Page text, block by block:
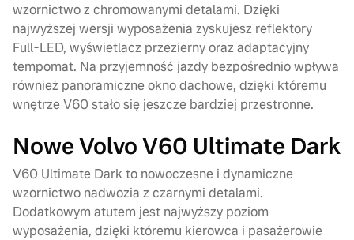
wzornictwo z chromowanymi detalami. Dzięki
najwyższej wersji wyposażenia zyskujesz reflektory
Full-LED, wyświetlacz przezierny oraz adaptacyjny
tempomat. Na przyjemność jazdy bezpośrednio wpływa
również panoramiczne okno dachowe, dzięki któremu
wnętrze V60 stało się jeszcze bardziej przestronne.
Nowe Volvo V60 Ultimate Dark
V60 Ultimate Dark to nowoczesne i dynamiczne
wzornictwo nadwozia z czarnymi detalami.
Dodatkowym atutem jest najwyższy poziom
wyposażenia, dzięki któremu kierowca i pasażerowie